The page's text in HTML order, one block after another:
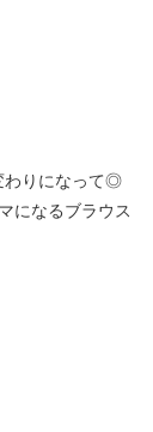
わりになって◎
になるブラウス